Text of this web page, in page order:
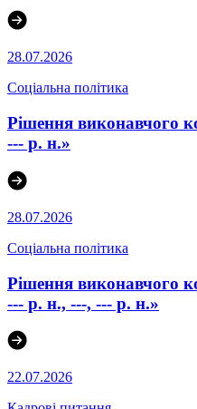
28.07.2026
Соціальна політика
Рішення виконавчого
--- р. н.»
28.07.2026
Соціальна політика
Рішення виконавчого
--- р. н., ---, --- р. н.»
22.07.2026